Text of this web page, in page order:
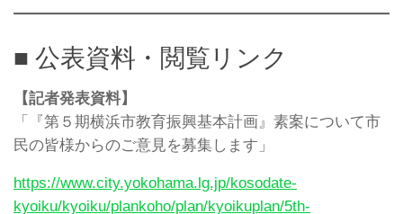
■ 公表資料・閲覧リンク
【記者発表資料】
「『第５期横浜市教育振興基本計画』素案について市
民の皆様からのご意見を募集します」
https://www.city.yokohama.lg.jp/kosodate-
kyoiku/kyoiku/plankoho/plan/kyoikuplan/5th-